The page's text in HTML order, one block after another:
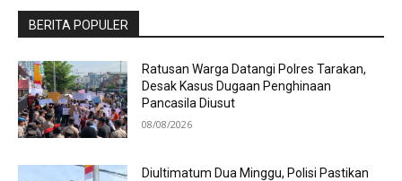
BERITA POPULER
Ratusan Warga Datangi Polres Tarakan,
Desak Kasus Dugaan Penghinaan
Pancasila Diusut
08/08/2026
Diultimatum Dua Minggu, Polisi Pastikan